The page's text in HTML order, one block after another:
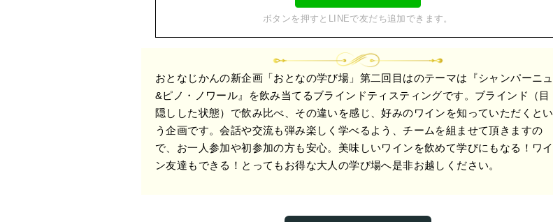
ボタンを押すとLINEで友だち追加できます。
おとなじかんの新企画「おとなの学び場」第二回目はのテーマは『シャンパーニュ
&ピノ・ノワール』を飲み当てるブラインドティスティングです。ブラインド（目
隠しした状態）で飲み比べ、その違いを感じ、好みのワインを知っていただくとい
う企画です。会話や交流も弾み楽しく学べるよう、チームを組ませて頂きますの
で、お一人参加や初参加の方も安心。美味しいワインを飲めて学びにもなる！ワイ
ン友達もできる！とってもお得な大人の学び場へ是非お越しください。